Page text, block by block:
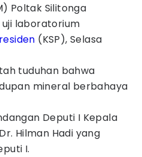
Poltak Silitonga
laboratorium
(KSP), Selasa
tuduhan bahwa
mineral berbahaya
Deputi I Kepala
Hilman Hadi yang
I.